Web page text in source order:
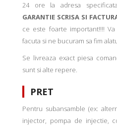
24 ore la adresa
GARANTIE SCRISA SI
ce este foarte important!!!!
facuta si ne bucuram sa fim
Se livreaza exact piesa
sunt si alte repere.
PRET
Pentru subansamble (ex:
injector, pompa de injectie,